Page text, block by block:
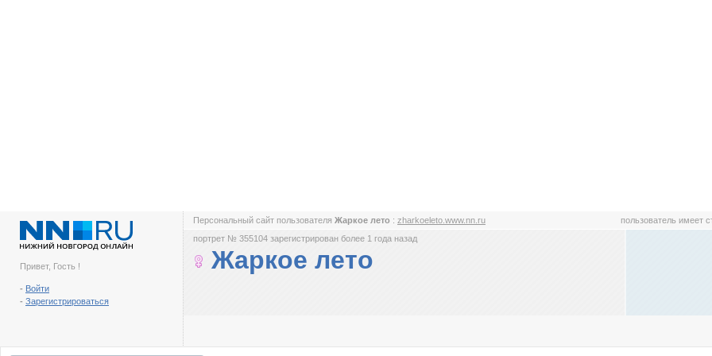
Привет, Гость !
- Войти
- Зарегистрироваться
Персональный сайт пользователя Жаркое лето : zharkoeleto.www.nn.ru пользователь имеет
портрет № 355104 зарегистрирован более 1 года назад
Жаркое лето